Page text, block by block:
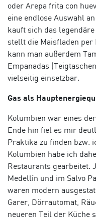
oder Arepa frita con
eine endlose Auswahl
kauft sich das
stellt die Maisfladen per
kann man außerdem
Empanadas
vielseitig einsetzbar.
Gas als
Kolumbien war eines
Ende hin fiel es mir
Praktika zu finden bzw.
Kolumbien habe ich
Restaurants gearbeitet.
Medellín und im Salvo
waren modern
Garer, Dörrautomat,
neueren Teil der Küche